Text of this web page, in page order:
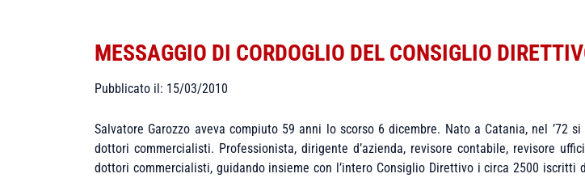
MESSAGGIO DI CORDOGLIO DEL CONSIGLIO
Pubblicato il: 15/03/2010
Salvatore Garozzo aveva compiuto 59 anni lo scorso 6 dicembre. Nato a Catania, nel ’72
dottori commercialisti. Professionista, dirigente d’azienda, revisore contabile, revisore
dottori commercialisti, guidando insieme con l’intero Consiglio Direttivo i circa 2500